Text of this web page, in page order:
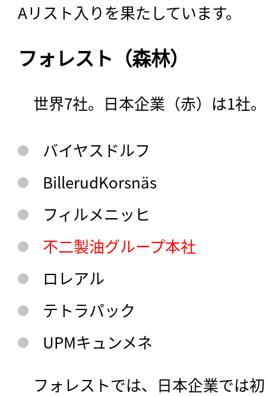
Aリスト入りを果たしています。
フォレスト（森林）
世界7社。日本企業（赤）は1社。
バイヤスドルフ
BillerudKorsnäs
フィルメニッヒ
不二製油グループ本社
ロレアル
テトラパック
UPMキュンメネ
フォレストでは、日本企業では
記事をお気に入りに
ログインが必